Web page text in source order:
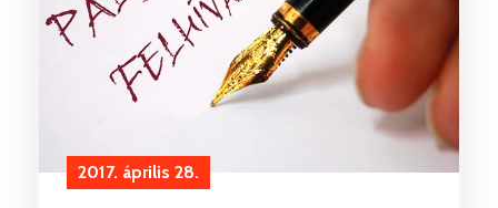
2017. április 28.